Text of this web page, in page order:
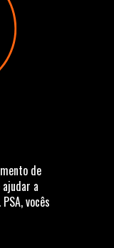
de
a
vocês